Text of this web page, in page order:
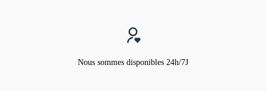
Nous sommes disponibles 24h/7J